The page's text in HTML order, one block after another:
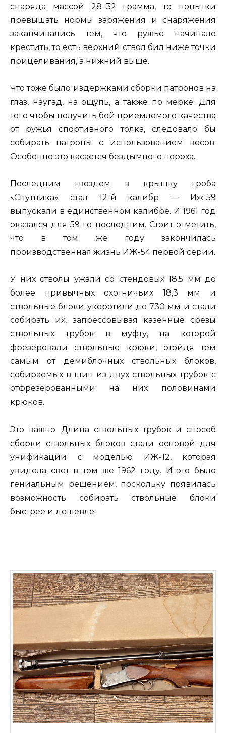
снаряда массой 28–32 грамма, то попытки
превышать нормы заряжения и снаряжения
заканчивались тем, что ружье начинало
крестить, то есть верхний ствол бил ниже точки
прицеливания, а нижний выше.
Что тоже было издержками сборки патронов на
глаз, наугад, на ощупь, а также по мерке. Для
того чтобы получить бой приемлемого качества
от ружья спортивного толка, следовало бы
собирать патроны с использованием весов.
Особенно это касается бездымного пороха.
Последним гвоздем в крышку гроба
«Спутника» стал 12-й калибр — Иж-59
выпускали в единственном калибре. И 1961 год
оказался для 59-го последним. Стоит отметить,
что в том же году закончилась
производственная жизнь ИЖ-54 первой серии.
У них стволы ужали со стендовых 18,5 мм до
более привычных охотничьих 18,3 мм и
ствольные блоки укоротили до 730 мм и стали
собирать их, запрессовывая казенные срезы
ствольных трубок в муфту, на которой
фрезеровали ствольные крюки, отойдя тем
самым от демиблочных ствольных блоков,
собираемых в шип из двух ствольных трубок с
отфрезерованными на них половинами
крюков.
Это важно. Длина ствольных трубок и способ
сборки ствольных блоков стали основой для
унификации с моделью ИЖ-12, которая
увидела свет в том же 1962 году. И это было
гениальным решением, поскольку появилась
возможность собирать ствольные блоки
быстрее и дешевле.